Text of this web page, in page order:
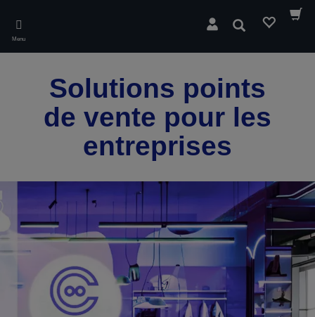
main
content
Menu
Rechercher
Solutions points
de vente pour les
entreprises